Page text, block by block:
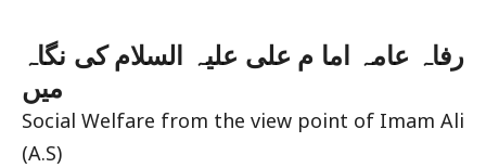
رفاہ عامہ اما م علی علیہ السلام کی نگاہ
میں
Social Welfare from the view point of Imam Ali
(A.S)